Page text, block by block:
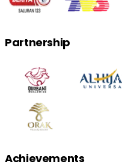
Partnership
Achievements